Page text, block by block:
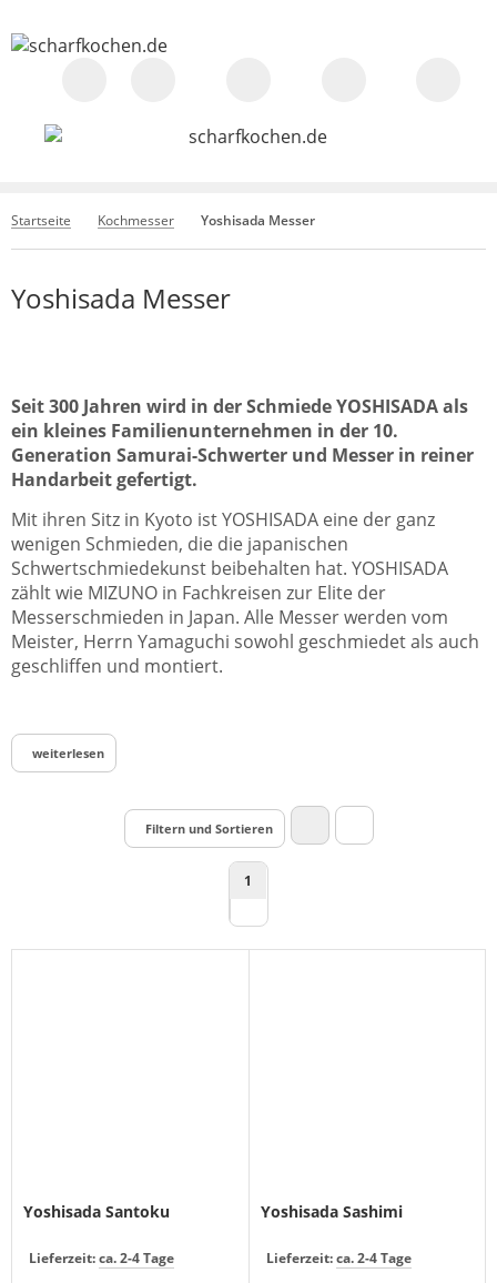
Startseite Kochmesser Yoshisada Messer
Yoshisada Messer
Seit 300 Jahren wird in der Schmiede YOSHISADA als
ein kleines Familienunternehmen in der 10.
Generation Samurai-Schwerter und Messer in reiner
Handarbeit gefertigt.
Mit ihren Sitz in Kyoto ist YOSHISADA eine der ganz
wenigen Schmieden, die die japanischen
Schwertschmiedekunst beibehalten hat. YOSHISADA
zählt wie MIZUNO in Fachkreisen zur Elite der
Messerschmieden in Japan. Alle Messer werden vom
Meister, Herrn Yamaguchi sowohl geschmiedet als auch
geschliffen und montiert.
weiterlesen
Filtern und Sortieren
1
Yoshisada Santoku
Lieferzeit:ca. 2-4 Tage
Yoshisada Sashimi
Lieferzeit:ca. 2-4 Tage